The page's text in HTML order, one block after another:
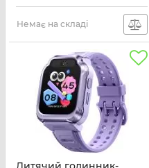
Немає на складі